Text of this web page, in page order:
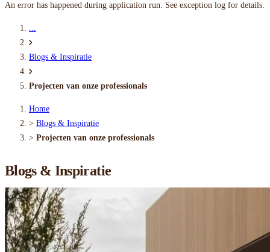
An error has happened during application run. See exception log for details.
...
Blogs & Inspiratie
Projecten van onze professionals
Home
> Blogs & Inspiratie
> Projecten van onze professionals
Blogs & Inspiratie